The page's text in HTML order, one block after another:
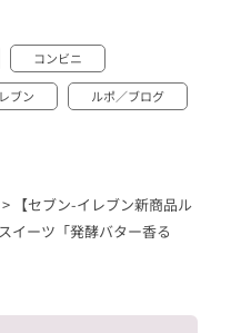
コンビニ
ブン ルポ／ブログ
> 【セブン-イレブン新商品ル
イーツ「発酵バター香る